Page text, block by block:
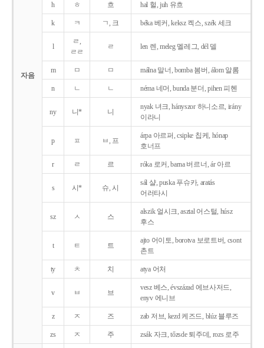
자음
h ㅎ 흐 hal 헐, juh 유흐
k ㅋ ㄱ, 크 béka 베커, keksz 켁스, szék 세크
l
ㄹ,
ㄹㄹ
ㄹ len 렌, meleg 멜레그, dél 델
m ㅁ ㅁ málna 말너, bomba 봄버, álom 알롬
n ㄴ ㄴ néma 네머, bunda 분더, pihen 피헨
ny 니* 니
nyak 녀크, hányszor 하니소르, irány
이라니
p ㅍ ㅂ, 프
árpa 아르퍼, csipke 칩케, hónap
호너프
r ㄹ 르 róka 로커, barna 버르너, ár 아르
s 시* 슈, 시
sál 샬, puska 푸슈카, aratás
어러타시
sz ㅅ 스
alszik 얼시크, asztal 어스털, húsz
후스
t ㅌ 트
ajto 어이토, borotva 보로트버, csont
촌트
ty ㅊ 치 atya 어처
v ㅂ 브
vesz 베스, évszázad 에브사저드,
enyv 에니브
z ㅈ 즈 zab 저브, kezd 케즈드, blúz 블루즈
zs ㅈ 주 zsák 자크, tőzsde 퇴주데, rozs 로주